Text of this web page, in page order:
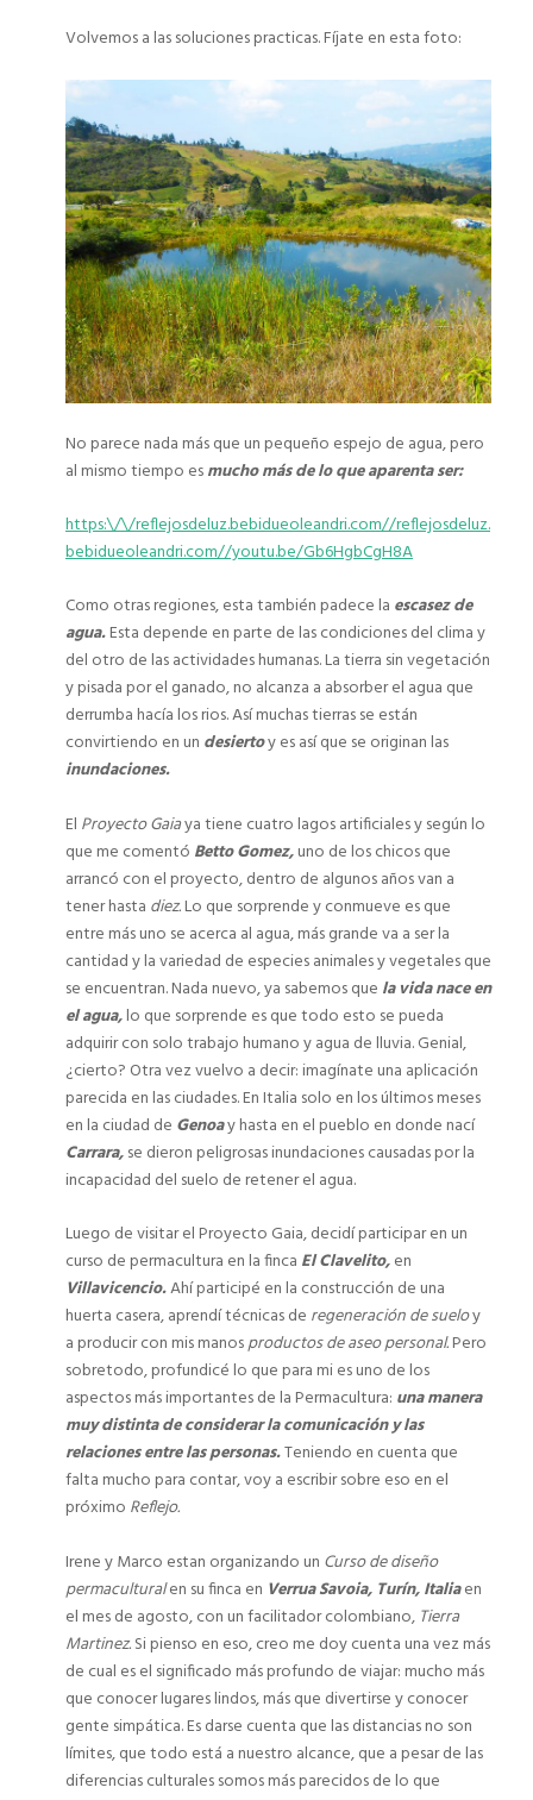
Volvemos a las soluciones practicas. Fíjate en esta foto:
No parece nada más que un pequeño espejo de agua, pero
al mismo tiempo esmucho más de lo que aparenta ser:
https:\/\/reflejosdeluz.bebidueoleandri.com//reflejosdeluz.
bebidueoleandri.com//youtu.be/Gb6HgbCgH8A
Como otras regiones, esta también padece la escasez de
agua.Esta depende en parte de las condiciones del clima y
del otro de las actividades humanas. La tierra sin vegetación
y pisada por el ganado, no alcanza a absorber el agua que
derrumba hacía los rios. Así muchas tierras se están
convirtiendo en un desiertoy es así que se originan las
inundaciones.
El Proyecto Gaiaya tiene cuatro lagos artificiales y según lo
que me comentó Betto Gomez,uno de los chicos que
arrancó con el proyecto, dentro de algunos años van a
tener hasta diez.Lo que sorprende y conmueve es que
entre más uno se acerca al agua, más grande va a ser la
cantidad y la variedad de especies animales y vegetales que
se encuentran. Nada nuevo, ya sabemos que la vida nace en
el agua,lo que sorprende es que todo esto se pueda
adquirir con solo trabajo humano y agua de lluvia. Genial,
¿cierto? Otra vez vuelvo a decir: imagínate una aplicación
parecida en las ciudades. En Italia solo en los últimos meses
en la ciudad de Genoay hasta en el pueblo en donde nací
Carrara,se dieron peligrosas inundaciones causadas por la
incapacidad del suelo de retener el agua.
Luego de visitar el Proyecto Gaia, decidí participar en un
curso de permacultura en la finca El Clavelito,en
Villavicencio.Ahí participé en la construcción de una
huerta casera, aprendí técnicas de regeneración de sueloy
a producir con mis manosproductos de aseo personal.Pero
sobretodo, profundicé lo que para mi es uno de los
aspectos más importantes de la Permacultura: una manera
muy distinta de considerar la comunicación y las
relaciones entre las personas.Teniendo en cuenta que
falta mucho para contar, voy a escribir sobre eso en el
próximo Reflejo.
Irene y Marco estan organizando un Curso de diseño
permaculturalen su finca en Verrua Savoia, Turín, Italiaen
el mes de agosto, con un facilitador colombiano, Tierra
Martinez.Si pienso en eso, creo me doy cuenta una vez más
de cual es el significado más profundo de viajar: mucho más
que conocer lugares lindos, más que divertirse y conocer
gente simpática. Es darse cuenta que las distancias no son
límites, que todo está a nuestro alcance, que a pesar de las
diferencias culturales somos más parecidos de lo que